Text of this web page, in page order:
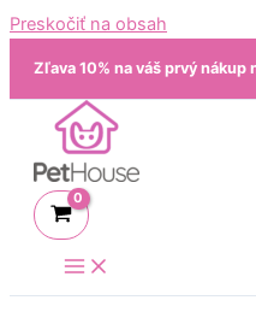
Preskočiť na obsah
Zľava 10% na váš prvý nákup